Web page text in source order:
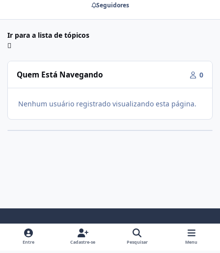
Seguidores
Ir para a lista de tópicos
Quem Está Navegando 0
Nenhum usuário registrado visualizando esta página.
Modo ClaroModo EscuroPreferência do Sistema
i
Entre Cadastre-se Pesquisar Menu